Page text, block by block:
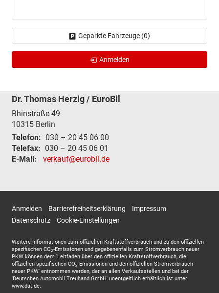
Geparkte Fahrzeuge (0)
Anmelden
Dr. Thomas Herzig / EuroBil
Rhinstraße 49
10315 Berlin
Telefon: 030 – 20 45 06 00
Telefax: 030 – 20 45 06 01
E-Mail:
verkauf@eurobil.de
Anmelden Barrierefreiheitserklärung
Impressum
Datenschutz
Cookie-Einstellungen
Weitere Informationen zum offiziellen Kraftstoffverbrauch und zu den offiziellen
spezifischen CO2-Emissionen und gegebenenfalls zum Stromverbrauch neuer
PKW können dem 'Leitfaden über den offiziellen Kraftstoffverbrauch, die
offiziellen spezifischen CO2-Emissionen und den offiziellen Stromverbrauch
neuer PKW' entnommen werden, der an allen Verkaufsstellen und bei der
'Deutschen Automobil Treuhand GmbH' unentgeltlich erhältlich ist unter
www.dat.de.